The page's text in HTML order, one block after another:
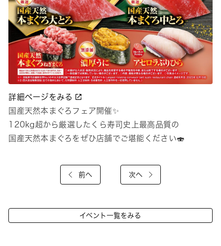
詳細ページをみる
国産天然本まぐろフェア開催✨
120kg超から厳選したくら寿司史上最高品質の
国産天然本まぐろをぜひ店舗でご堪能ください🍣
前へ 次へ
イベント一覧をみる